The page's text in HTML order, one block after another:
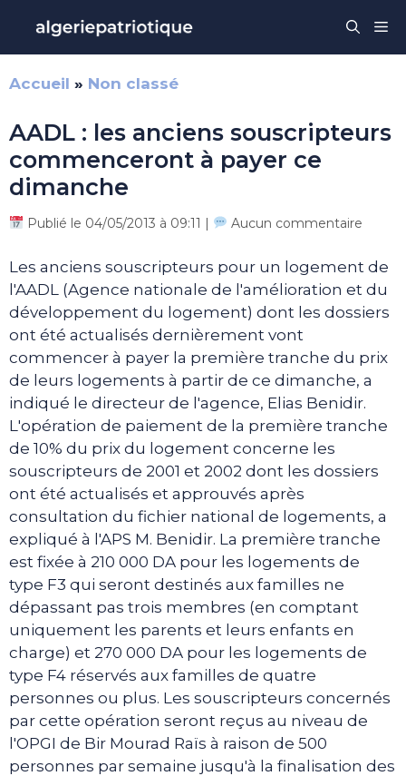
contenu
Accueil » Non classé
AADL : les anciens souscripteurs
commenceront à payer ce
dimanche
Publié le 04/05/2013 à 09:11 | Aucun commentaire
Les anciens souscripteurs pour un logement de
l'AADL (Agence nationale de l'amélioration et du
développement du logement) dont les dossiers
ont été actualisés dernièrement vont
commencer à payer la première tranche du prix
de leurs logements à partir de ce dimanche, a
indiqué le directeur de l'agence, Elias Benidir.
L'opération de paiement de la première tranche
de 10% du prix du logement concerne les
souscripteurs de 2001 et 2002 dont les dossiers
ont été actualisés et approuvés après
consultation du fichier national de logements, a
expliqué à l'APS M. Benidir. La première tranche
est fixée à 210 000 DA pour les logements de
type F3 qui seront destinés aux familles ne
dépassant pas trois membres (en comptant
uniquement les parents et leurs enfants en
charge) et 270 000 DA pour les logements de
type F4 réservés aux familles de quatre
personnes ou plus. Les souscripteurs concernés
par cette opération seront reçus au niveau de
l'OPGI de Bir Mourad Raïs à raison de 500
personnes par semaine jusqu'à la finalisation des